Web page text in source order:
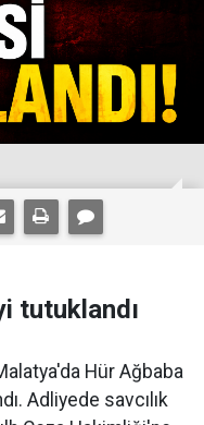
tutuklandı
Hür Ağbaba
Adliyede savcılık